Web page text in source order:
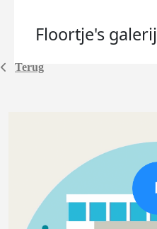
Terug
Floortje's galerij